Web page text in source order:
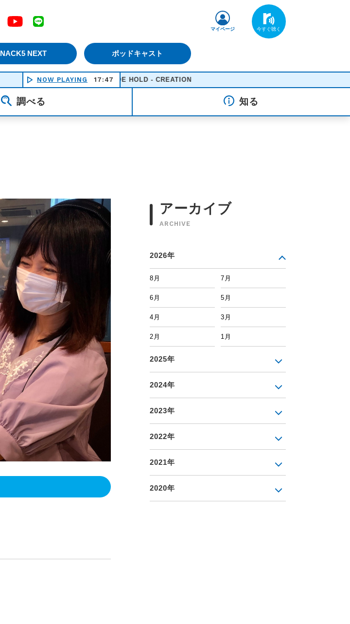
Facebook YouTube
NACK5 NEXT ポッドキャスト
マイページ
NOW PLAYING 17:47
SPINNING TOE HOLD - CREATION
調べる 知る
アーカイブ
ARCHIVE
2026年
8月 7月
6月 5月
4月 3月
2月 1月
2025年
2024年
2023年
2022年
2021年
2020年